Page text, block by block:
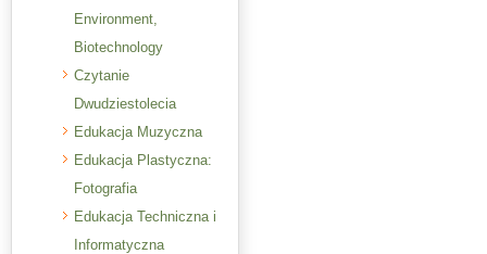
Environment,
Biotechnology
Czytanie
Dwudziestolecia
Edukacja Muzyczna
Edukacja Plastyczna:
Fotografia
Edukacja Techniczna i
Informatyczna